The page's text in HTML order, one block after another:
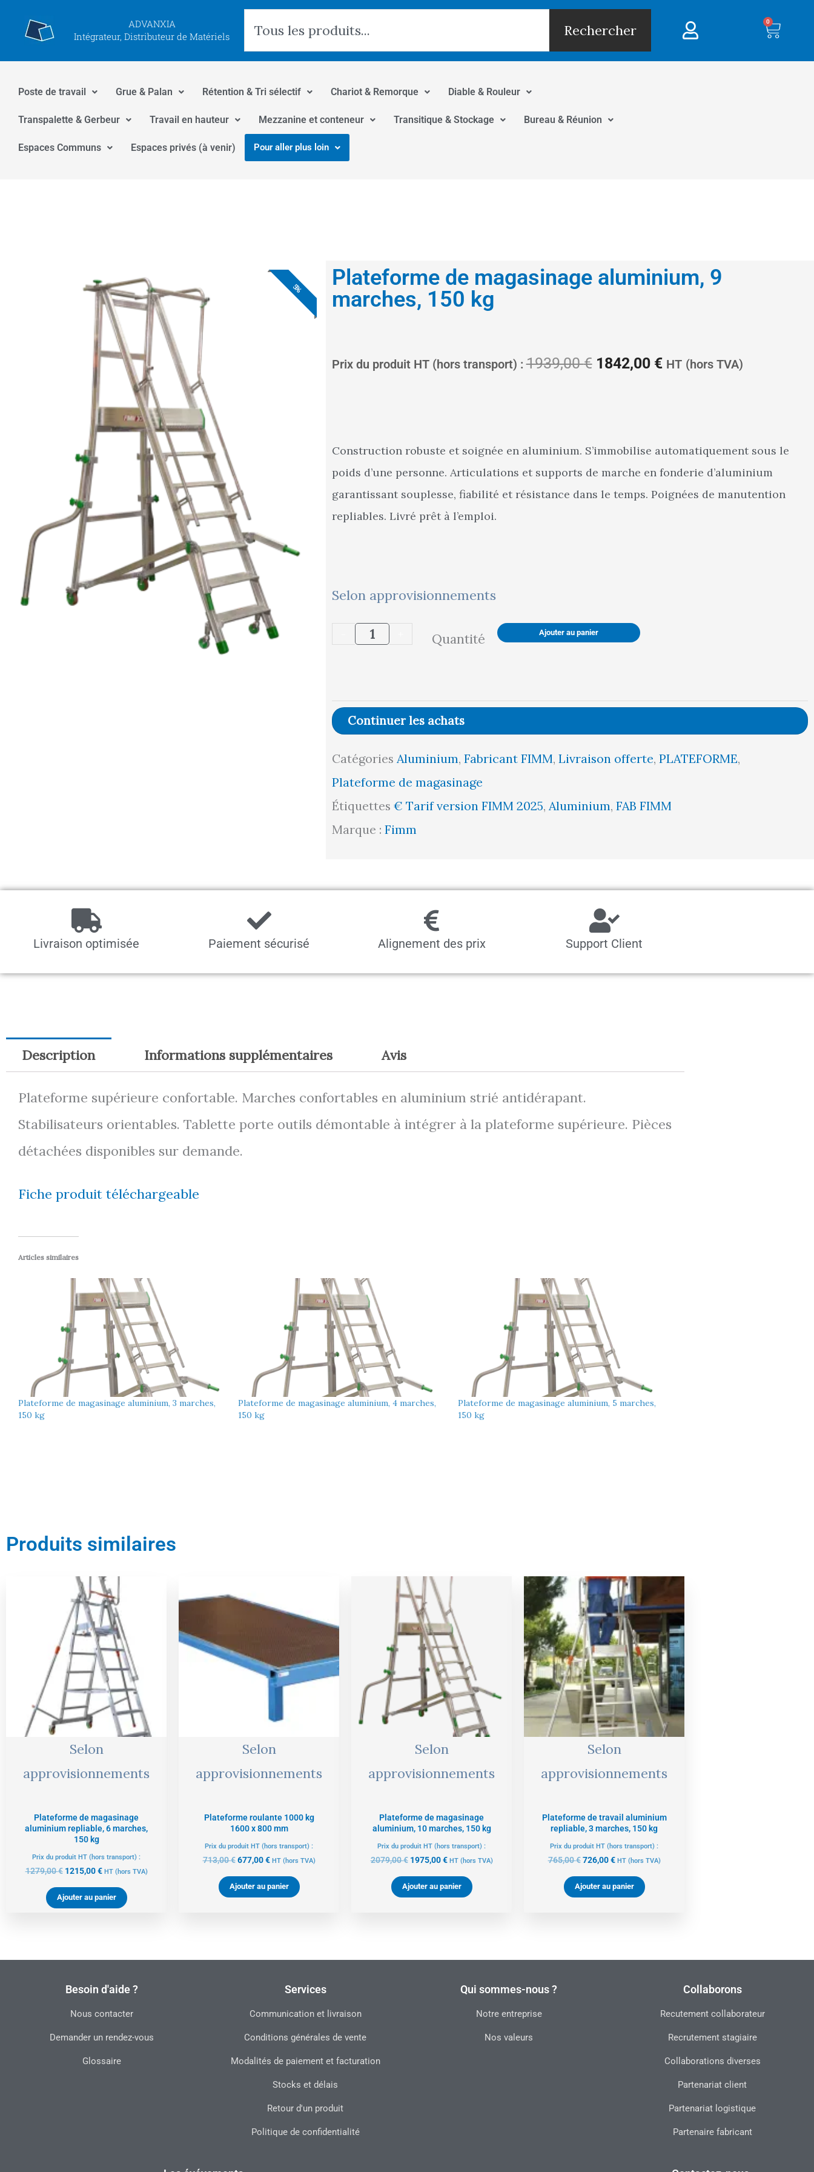
contenu
ADVANXIA
Intégrateur, Distributeur de Matériels
Rechercher
0
Poste de travail Grue & Palan Rétention & Tri sélectif Chariot & Remorque Diable & Rouleur
Transpalette & Gerbeur Travail en hauteur Mezzanine et conteneur Transitique & Stockage Bureau & Réunion
Espaces Communs Espaces privés (à venir) Pour aller plus loin
5%
5%
5%
5%
5%
5%
5%
Plateforme de magasinage aluminium, 9
marches, 150 kg
Prix du produit HT (hors transport) :1939,00€ Le
1842,00 €Le
HT (hors TVA)
Construction robuste et soignée en aluminium. S’immobilise automatiquement sous le
poids d’une personne. Articulations et supports de marche en fonderie d’aluminium
garantissant souplesse, fiabilité et résistance dans le temps. Poignées de manutention
repliables. Livré prêt à l’emploi.
Selon approvisionnements
quantité
de
Plateforme
aluminium,
9
marches,
150
kg
Quantité Ajouter au panier
Continuer les achats
Catégories Aluminium, Fabricant FIMM, Livraison offerte, PLATEFORME,
Plateforme de magasinage
Étiquettes € Tarif version FIMM 2025, Aluminium, FAB FIMM
Marque : Fimm
Livraison optimisée Paiement sécurisé Alignement des prix Support Client
Description Informations supplémentaires Avis
Plateforme supérieure confortable. Marches confortables en aluminium strié antidérapant.
Stabilisateurs orientables. Tablette porte outils démontable à intégrer à la plateforme supérieure. Pièces
détachées disponibles sur demande.
Fiche produit téléchargeable
Articles similaires
Plateforme de magasinage aluminium, 3 marches,
150 kg
Plateforme de magasinage aluminium, 4 marches,
150 kg
Plateforme de magasinage aluminium, 5 marches,
150 kg
Produits similaires
Selon
approvisionnements
Plateforme de magasinage
aluminium repliable, 6 marches,
150 kg
Prix du produit HT (hors transport) :
1279,00€
prix
initial
était :
1279,00 €.
1215,00€
Le
prix
actuel
est :
1215,00 €.
HT (hors TVA)
Ajouter au panier
Selon
approvisionnements
Plateforme roulante 1000 kg
1600 x 800 mm
Prix du produit HT (hors transport) :
713,00€
prix
initial
677,00€
actuel
HT (hors TVA)
Ajouter au panier
Selon
approvisionnements
Plateforme de magasinage
aluminium, 10 marches, 150 kg
Prix du produit HT (hors transport) :
2079,00€
Le
prix
initial
était :
2079,00 €.
1975,00€
Le
actuel
est :
1975,00 €.
HT (hors TVA)
Ajouter au panier
Selon
approvisionnements
Plateforme de travail aluminium
repliable, 3 marches, 150 kg
Prix du produit HT (hors transport) :
765,00€
Le
prix
initial
était :
765,00 €.
726,00€
Le
prix
actuel
est :
726,00 €.
HT (hors TVA)
Ajouter au panier
Besoin d'aide ?
Nous contacter
Demander un rendez-vous
Glossaire
Services
Communication et livraison
Conditions générales de vente
Modalités de paiement et facturation
Stocks et délais
Retour d'un produit
Politique de confidentialité
Qui sommes-nous ?
Notre entreprise
Nos valeurs
Collaborons
Recutement collaborateur
Recrutement stagiaire
Collaborations diverses
Partenariat client
Partenariat logistique
Partenaire fabricant